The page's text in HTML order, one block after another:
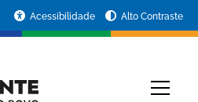
Acessibilidade Alto Contraste